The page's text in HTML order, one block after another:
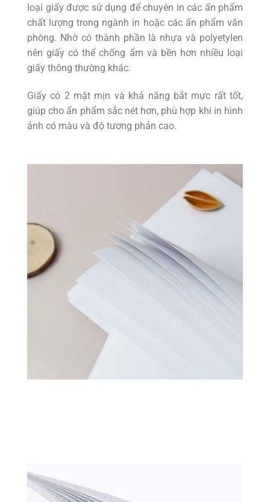
loại giấy được sử dụng để chuyên in các ấn phẩm
chất lượng trong ngành in hoặc các ấn phẩm văn
phòng. Nhờ có thành phần là nhựa và polyetylen
nên giấy có thể chống ẩm và bền hơn nhiều loại
giấy thông thường khác.
Giấy có 2 mặt mịn và khả năng bắt mực rất tốt,
giúp cho ấn phẩm sắc nét hơn, phù hợp khi in hình
ảnh có màu và độ tương phản cao.